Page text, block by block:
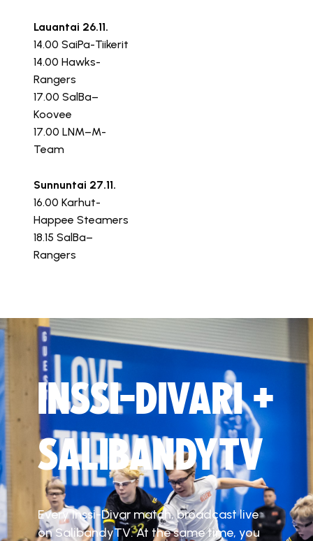
Lauantai 26.11.
14.00 SaiPa-Tiikerit
14.00 Hawks-
Rangers
17.00 SalBa–
Koovee
17.00 LNM–M-
Team
Sunnuntai 27.11.
16.00 Karhut-
Happee Steamers
18.15 SalBa–
Rangers
INSSI-DIVARI +
SALIBANDYTV
Every Inssi-Divar match, broadcast live
on SalibandyTV. At the same time, you